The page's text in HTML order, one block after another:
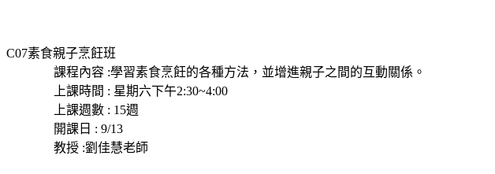
C07素食親子烹飪班
課程內容 :學習素食烹飪的各種方法，並增進親子之間的互動關係。
上課時間 : 星期六下午2:30~4:00
上課週數 : 15週
開課日 : 9/13
教授 :劉佳慧老師